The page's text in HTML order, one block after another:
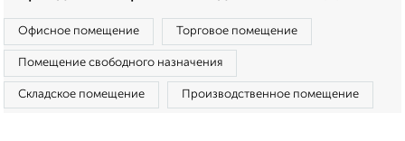
Офисное помещение Торговое помещение
Помещение свободного назначения
Складское помещение Производственное помещение